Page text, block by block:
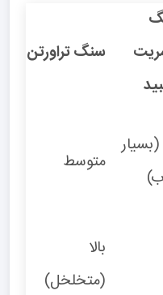
سنگ تراورتن
(بسیار
متوسط
بالا
(متخلخل)